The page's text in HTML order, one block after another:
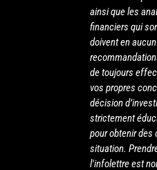
ainsi que les
financiers qui
doivent en
de toujours
vos propres
décision
strictement
pour obtenir des
situation.
l'infolettre est